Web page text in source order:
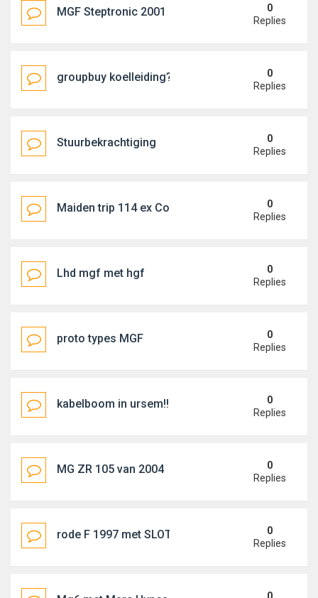
MGF Steptronic 2001 Nightfire red
0
Replies
groupbuy koelleiding?
0
Replies
Stuurbekrachtiging
0
Replies
Maiden trip 114 ex Cor Euser : 22/10/2014
0
Replies
Lhd mgf met hgf
0
Replies
proto types MGF
0
Replies
kabelboom in ursem!!
0
Replies
MG ZR 105 van 2004
0
Replies
rode F 1997 met SLOTJE
0
Replies